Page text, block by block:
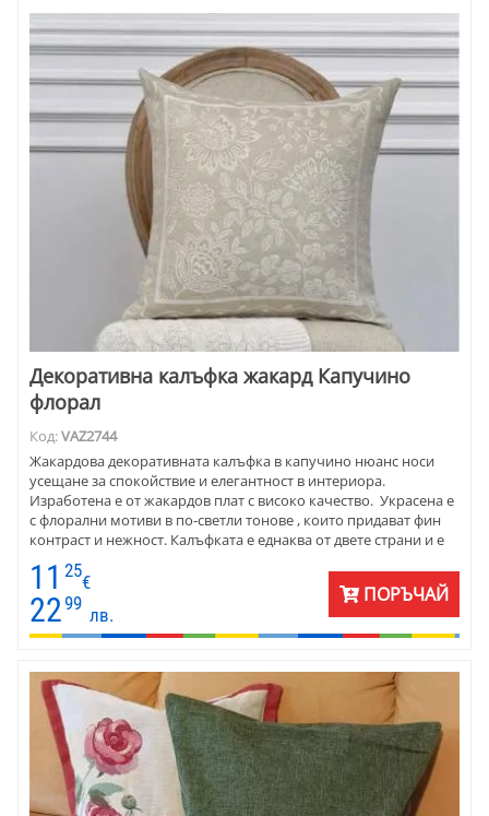
Декоративна калъфка жакард Капучино
флорал
Код:VAZ2744
Жакардова декоративната калъфка в капучино нюанс носи
усещане за спокойствие и елегантност в интериора.
Изработена е от жакардов плат с високо качество. Украсена е
с флорални мотиви в по-светли тонове , които придават фин
контраст и нежност. Калъфката е еднаква от двете страни и е
практично завършена с цип, който позволява лесна смяна.
Подходяща е за машинно пране при 40 градуса, като съчетава
удобство и стил в един аксесоар.
11 25
€
2299
лв.
ПОРЪЧАЙ